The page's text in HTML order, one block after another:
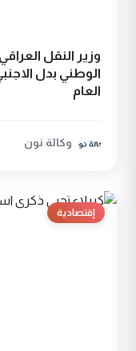
وزير النقل
الوطني بدل
العام
وكالة نون
إقتصادية